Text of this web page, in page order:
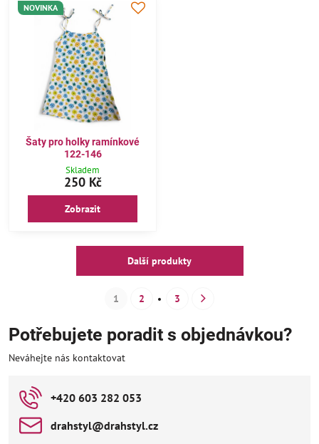
NOVINKA
Šaty pro holky ramínkové
122-146
Skladem
250 Kč
Zobrazit
Další produkty
1 2 3
Potřebujete poradit s objednávkou?
Neváhejte nás kontaktovat
+420 603 282 053
drahstyl​@drahstyl​.cz